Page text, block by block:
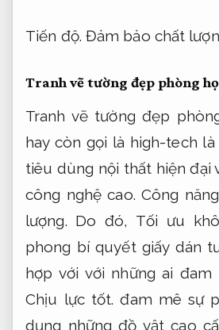
Tiến độ. Đảm bảo chất
Tranh vẽ tường đẹp phòng
Tranh vẽ tường đẹp
hay còn gọi là high-tech
tiêu dùng nội thất hiện đại
công nghệ cao.Công
lượng. Do đó, Tối ưu
phong bí quyết giấy dán
hợp với với những ai đam
Chịu lực tốt. đam mê sự
dụng những đồ vật cao